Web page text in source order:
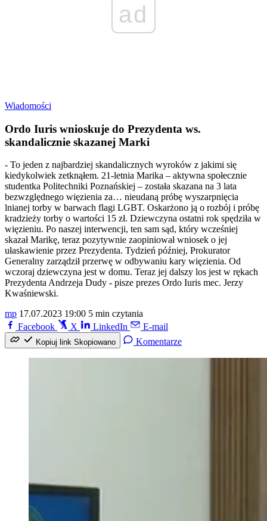
ad
Wiadomości
Ordo Iuris wnioskuje do Prezydenta ws.
skandalicznie skazanej Marki
- To jeden z najbardziej skandalicznych wyroków z jakimi się
kiedykolwiek zetknąłem. 21-letnia Marika – aktywna społecznie
studentka Politechniki Poznańskiej – została skazana na 3 lata
bezwzględnego więzienia za… nieudaną próbę wyszarpnięcia
lnianej torby w barwach flagi LGBT. Oskarżono ją o rozbój i próbę
kradzieży torby o wartości 15 zł. Dziewczyna ostatni rok spędziła w
więzieniu. Po naszej interwencji, ten sam sąd, który wcześniej
skazał Marikę, teraz pozytywnie zaopiniował wniosek o jej
ułaskawienie przez Prezydenta. Tydzień później, Prokurator
Generalny zarządził przerwę w odbywaniu kary więzienia. Od
wczoraj dziewczyna jest w domu. Teraz jej dalszy los jest w rękach
Prezydenta Andrzeja Dudy - pisze prezes Ordo Iuris mec. Jerzy
Kwaśniewski.
mp 17.07.2023 19:00 5 min czytania
Facebook
X LinkedIn E-mail
Kopiuj link Skopiowano Komentarze